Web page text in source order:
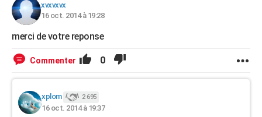
xvxvxvx
16 oct. 2014 à 19:28
merci de votre reponse
Commenter 0
xplom 2 695
16 oct. 2014 à 19:37